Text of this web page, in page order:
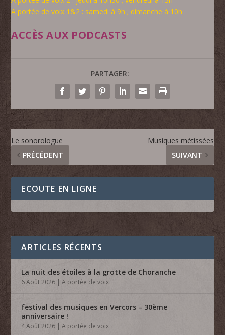
A portée de voix 1&2 : samedi à 9h ; dimanche à 10h
ACCÈS AUX PODCASTS
PARTAGER:
Le sonorologue
PRÉCÉDENT
Musiques métissées
SUIVANT
ECOUTE EN LIGNE
ARTICLES RÉCENTS
La nuit des étoiles à la grotte de Choranche
6 Août 2026 |A portée de voix
festival des musiques en Vercors – 30ème
anniversaire !
4 Août 2026 |A portée de voix